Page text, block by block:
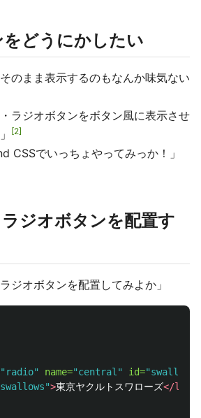
どうにかしたい
のまま表示するのもなんか味気ない
ラジオボタンをボタン風に表示させ
2
CSSでいっちょやってみっか！」
ジオボタンを配置す
ジオボタンを配置してみよか」
"radio" name="central" id="swallows"
>東京ヤクルトスワローズ</